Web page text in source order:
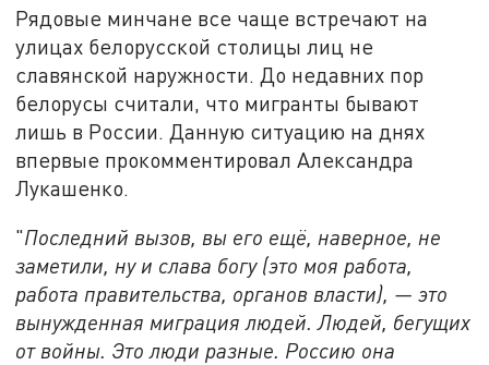
Рядовые минчане все чаще встречают на
улицах белорусской столицы лиц не
славянской наружности. До недавних пор
белорусы считали, что мигранты бывают
лишь в России. Данную ситуацию на днях
впервые прокомментировал Александра
Лукашенко.
"Последний вызов, вы его ещё, наверное, не
заметили, ну и слава богу (это моя работа,
работа правительства, органов власти), — это
вынужденная миграция людей. Людей, бегущих
от войны. Это люди разные. Россию она